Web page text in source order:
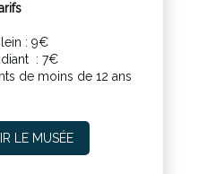
: 9€
: 7€
de moins de 12 ans
LE MUSÉE